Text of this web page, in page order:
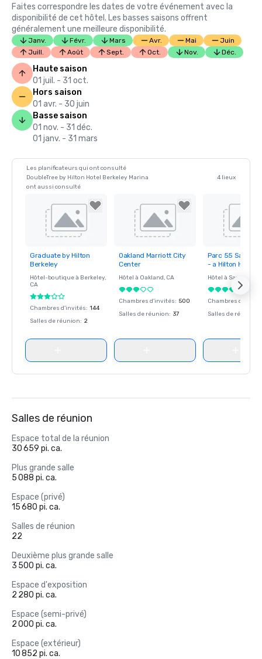
Faites correspondre les dates de votre événement avec la
disponibilité de cet hôtel. Les basses saisons offrent
généralement une meilleure disponibilité.
Janv. Févr. Mars Avr. Mai
Juin
Juill.
Août Sept. Oct. Nov. Déc.
Haute saison
01 juil. - 31 oct.
Hors saison
01 avr. - 30 juin
Basse saison
01 nov. - 31 déc.
01 janv. - 31 mars
Les planificateurs qui ont consulté
DoubleTree by Hilton Hotel Berkeley Marina
ont aussi consulté
4 lieux
Removed from
favorites
Graduate by Hilton
Berkeley
Hôtel-boutique à Berkeley,
CA
Chambres d'invités: 144
Salles de réunion: 2
Removed from
favorites
Oakland Marriott City
Center
Hôtel à Oakland, CA
Chambres d'invités: 500
Salles de réunion: 37
Removed
favorites
Parc 55 San
- a Hilton Hotel
Hôtel à San
Chambres
Salles de réunion
Salles de réunion
Espace total de la réunion
30 659 pi. ca.
Plus grande salle
5 088 pi. ca.
Espace (privé)
15 680 pi. ca.
Salles de réunion
22
Deuxième plus grande salle
3 500 pi. ca.
Espace d'exposition
2 280 pi. ca.
Espace (semi-privé)
2 000 pi. ca.
Espace (extérieur)
10 852 pi. ca.